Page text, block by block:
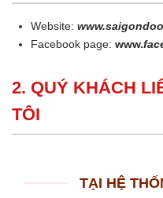
Website:
Facebook page:www.
2. QUÝ KHÁCH
TÔI
TẠI HỆ